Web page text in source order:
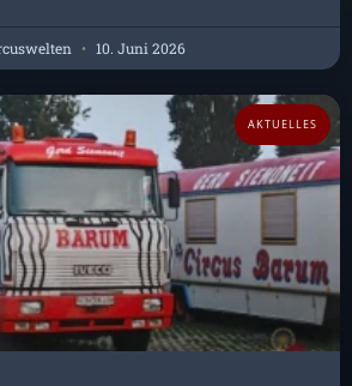
10. Juni 2026
AKTUELLES